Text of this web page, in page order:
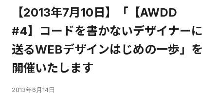
【2013年7月10日】「【AWDD
#4】コードを書かないデザイナーに
送るWEBデザインはじめの一歩」を
開催いたします
2013年6月14日